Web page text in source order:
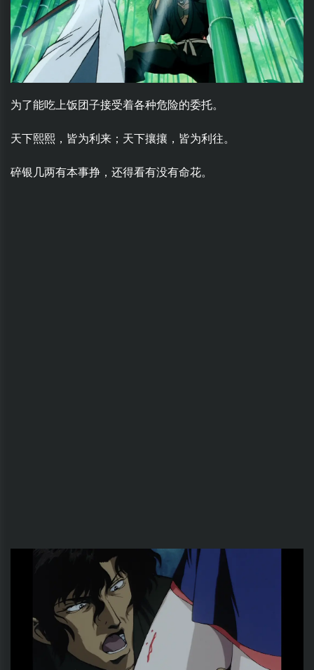
为了能吃上饭团子接受着各种危险的委托。
天下熙熙，皆为利来；天下攘攘，皆为利往。
碎银几两有本事挣，还得看有没有命花。